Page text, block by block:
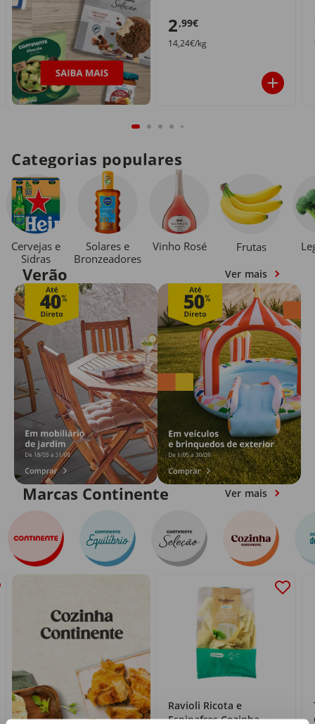
2,99€
14,24€/kg
Categorias populares
Cervejas e
Sidras
Solares e
Bronzeadores
Vinho Rosé Frutas
Verão Ver mais
Marcas Continente Ver mais
Ravioli Ricota e
Espinafres Cozinha